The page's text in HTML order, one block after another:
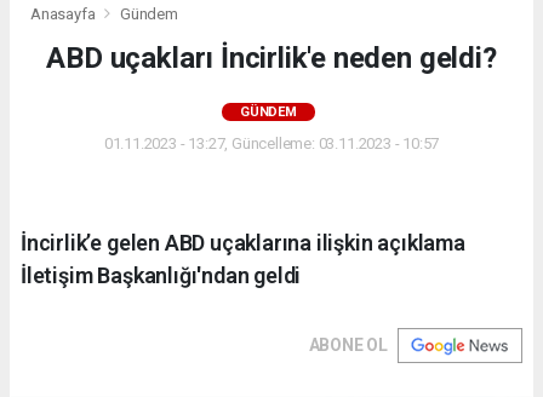
Anasayfa Gündem
ABD uçakları İncirlik'e neden geldi?
GÜNDEM
01.11.2023 - 13:27, Güncelleme: 03.11.2023 - 10:57
İncirlik’e gelen ABD uçaklarına ilişkin açıklama
İletişim Başkanlığı'ndan geldi
ABONE OL